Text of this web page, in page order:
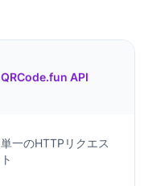
QRCode.fun API
単一のHTTPリクエス
ト